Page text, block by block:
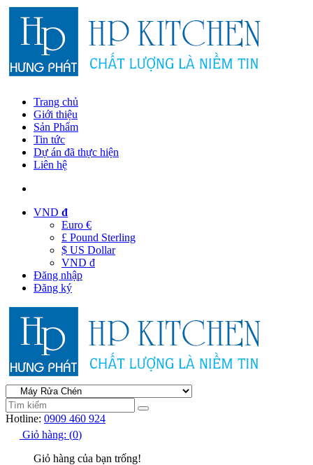
Trang chủ
Giới thiệu
Sản Phẩm
Tin tức
Dự án đã thực hiện
Liên hệ
VND đ
Euro €
£ Pound Sterling
$ US Dollar
VND đ
Đăng nhập
Đăng ký
Hotline: 0909 460 924
Giỏ hàng: (0)
Giỏ hàng của bạn trống!